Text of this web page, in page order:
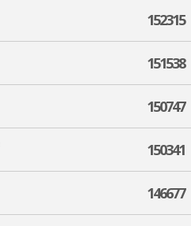
152315
151538
150747
150341
146677